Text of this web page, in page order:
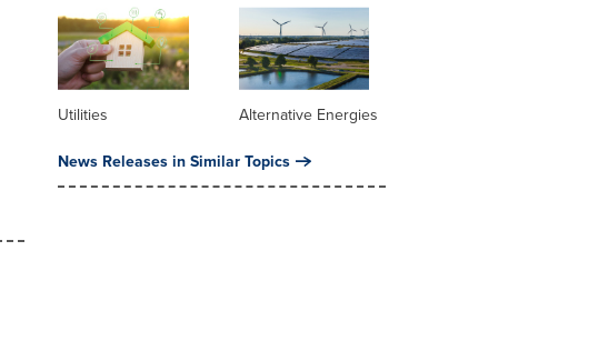
Utilities Alternative Energies
News Releases in Similar Topics